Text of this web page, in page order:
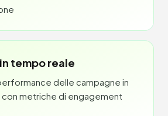
tempo reale
delle campagne in
metriche di engagement